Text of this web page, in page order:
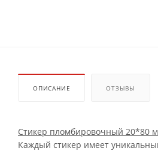
ОПИСАНИЕ ОТЗЫВЫ
Стикер пломбировочный 20*80
Каждый стикер имеет